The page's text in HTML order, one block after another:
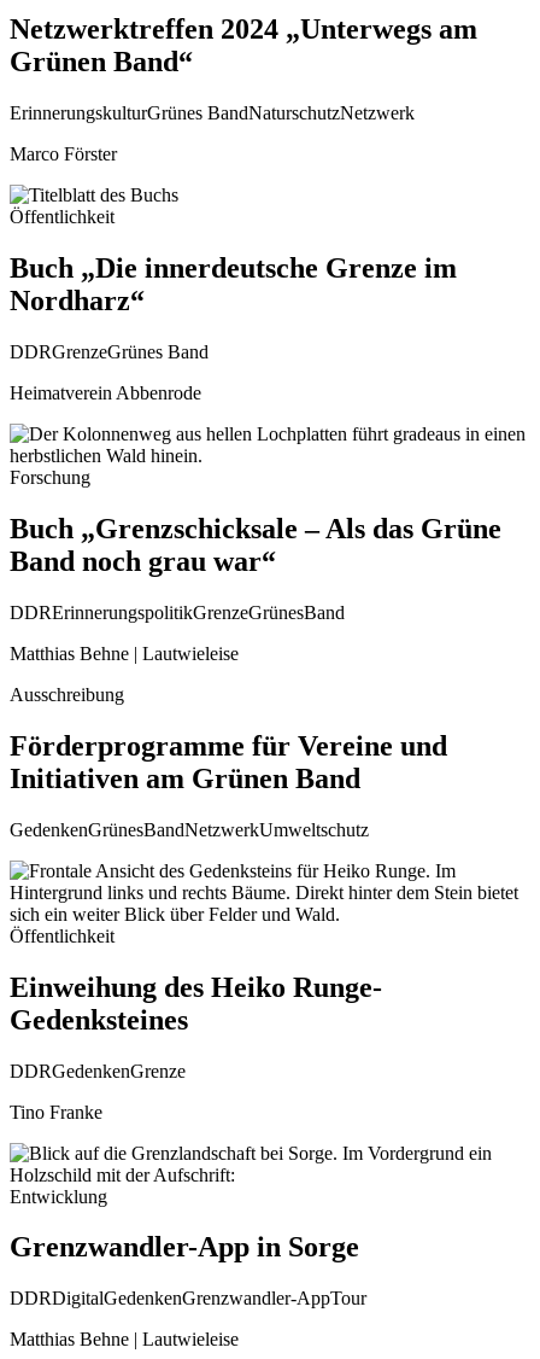
Netzwerktreffen 2024 „Unterwegs am
Grünen Band“
ErinnerungskulturGrünes BandNaturschutzNetzwerk
Marco Förster
Öffentlichkeit
Buch „Die innerdeutsche Grenze im
Nordharz“
DDRGrenzeGrünes Band
Heimatverein Abbenrode
Forschung
Buch „Grenzschicksale – Als das Grüne
Band noch grau war“
DDRErinnerungspolitikGrenzeGrünesBand
Matthias Behne | Lautwieleise
Ausschreibung
Förderprogramme für Vereine und
Initiativen am Grünen Band
GedenkenGrünesBandNetzwerkUmweltschutz
Öffentlichkeit
Einweihung des Heiko Runge-
Gedenksteines
DDRGedenkenGrenze
Tino Franke
Entwicklung
Grenzwandler-App in Sorge
DDRDigitalGedenkenGrenzwandler-AppTour
Matthias Behne | Lautwieleise